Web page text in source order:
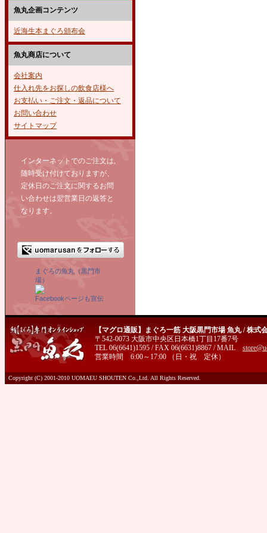
魚丸企画コンテンツ
近海生本まぐろ頒布会
魚丸商店について
会社案内
仕入れ先をお探しの飲食店様へ
お支払い・ご注文・返品について
お問い合わせ
サイトマップ
インターネットでのご注文は,
随時受け付けておりますが、
定休日のご注文に関するお問
い合わせは翌営業日の返答と
なります。
まぐろの魚丸（黒門市
場）
Facebookページも宣伝
【マグロ通販】まぐろ一筋 大阪黒門市場 魚丸 / 株式
〒542-0073 大阪市中央区日本橋1丁目17番7号
TEL 06(6641)1595 / FAX 06(6631)8867 / MAIL
営業時間 6:00～17:00 （日・祝 定休）
Copyright (C) 2001-2010 UOMAEU SHOUTEN Co.,Ltd. All Rights Reserved.